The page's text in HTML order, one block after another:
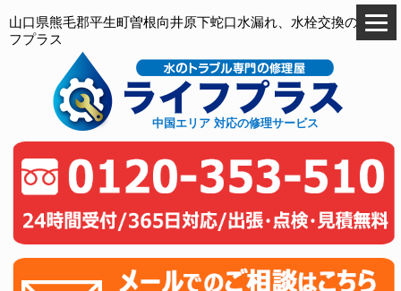
山口県熊毛郡平生町曽根向井原下蛇口水漏れ、水栓交換のライ
フプラス
中国エリア 対応の修理サービス